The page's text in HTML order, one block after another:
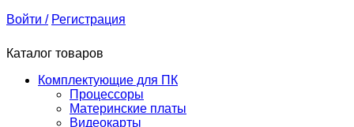
Войти / Регистрация
Каталог товаров
Комплектующие для ПК
Процессоры
Материнские платы
Видеокарты